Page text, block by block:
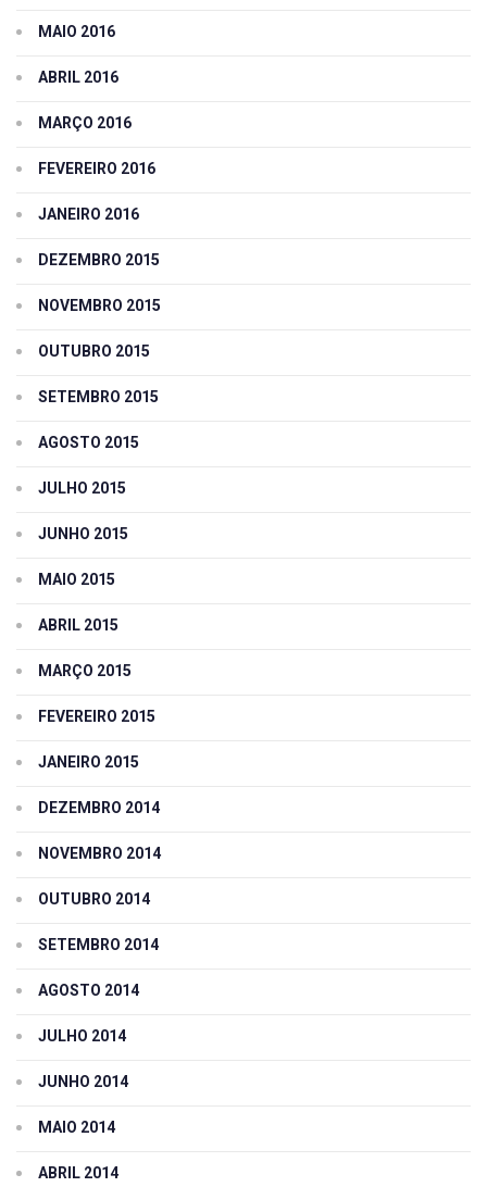
MAIO 2016
ABRIL 2016
MARÇO 2016
FEVEREIRO 2016
JANEIRO 2016
DEZEMBRO 2015
NOVEMBRO 2015
OUTUBRO 2015
SETEMBRO 2015
AGOSTO 2015
JULHO 2015
JUNHO 2015
MAIO 2015
ABRIL 2015
MARÇO 2015
FEVEREIRO 2015
JANEIRO 2015
DEZEMBRO 2014
NOVEMBRO 2014
OUTUBRO 2014
SETEMBRO 2014
AGOSTO 2014
JULHO 2014
JUNHO 2014
MAIO 2014
ABRIL 2014